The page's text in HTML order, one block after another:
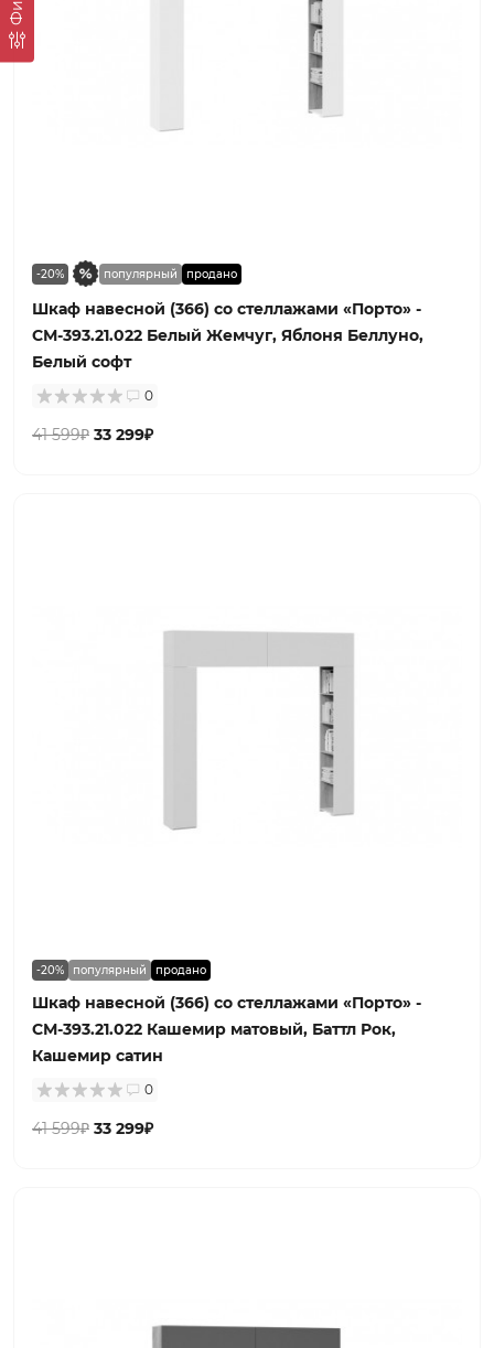
-20% популярный продано
Шкаф навесной (366) со стеллажами «Порто» -
СМ-393.21.022 Белый Жемчуг, Яблоня Беллуно,
Белый софт
0
41 599₽ 33 299₽
-20% популярный продано
Шкаф навесной (366) со стеллажами «Порто» -
СМ-393.21.022 Кашемир матовый, Баттл Рок,
Кашемир сатин
0
41 599₽ 33 299₽